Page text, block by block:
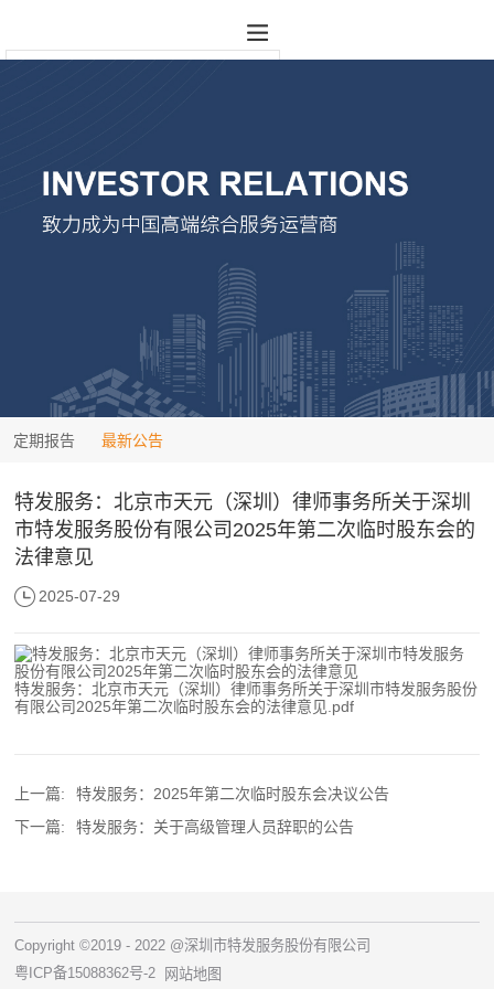
定期报告 最新公告
特发服务：北京市天元（深圳）律师事务所关于深圳
市特发服务股份有限公司2025年第二次临时股东会的
法律意见
2025-07-29
特发服务：北京市天元（深圳）律师事务所关于深圳市特发服务股份
有限公司2025年第二次临时股东会的法律意见.pdf
上一篇:
特发服务：2025年第二次临时股东会决议公告
下一篇:
特发服务：关于高级管理人员辞职的公告
Copyright ©2019 - 2022 @深圳市特发服务股份有限公司
粤ICP备15088362号-2
网站地图